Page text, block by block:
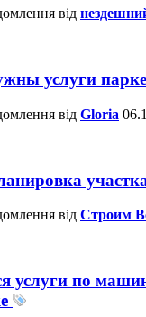
від
услуги
від Gloria
від Строим
услуги по